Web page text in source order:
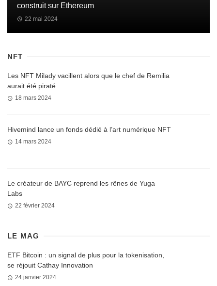
construit sur Ethereum
22 mai 2024
NFT
Les NFT Milady vacillent alors que le chef de Remilia
aurait été piraté
18 mars 2024
Hivemind lance un fonds dédié à l’art numérique NFT
14 mars 2024
Le créateur de BAYC reprend les rênes de Yuga
Labs
22 février 2024
LE MAG
ETF Bitcoin : un signal de plus pour la tokenisation,
se réjouit Cathay Innovation
24 janvier 2024